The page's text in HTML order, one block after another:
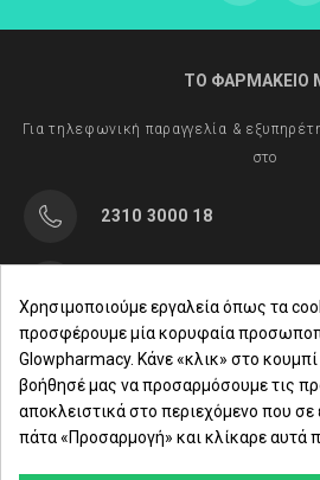
ΤΟ ΦΑΡΜΑΚΕΙΟ
Για τηλεφωνική παραγγελία &
στο
2310 3000 18
Δευ. - Παρ.: 8:00 - 21:00
Σάββατο: 09:00-15:00
ΕΤΑΙΡΕΙΑ
Χρησιμοποιούμε εργαλεία όπως τα
προσφέρουμε μία κορυφαία
Glowpharmacy. Κάνε «κλικ» στο
βοήθησέ μας να προσαρμόσουμε τις
αποκλειστικά στο περιεχόμενο που σε
πάτα «Προσαρμογή» και κλίκαρε αυτά